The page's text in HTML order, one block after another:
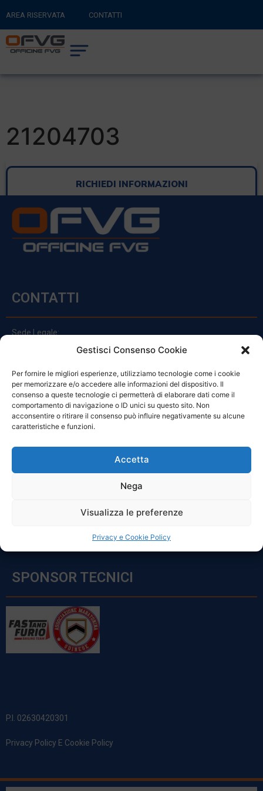
Gestisci Consenso Cookie
Per fornire le migliori esperienze, utilizziamo tecnologie come i cookie
per memorizzare e/o accedere alle informazioni del dispositivo. Il
consenso a queste tecnologie ci permetterà di elaborare dati come il
comportamento di navigazione o ID unici su questo sito. Non
acconsentire o ritirare il consenso può influire negativamente su alcune
caratteristiche e funzioni.
Accetta
Nega
Visualizza le preferenze
Privacy e Cookie Policy
AREA RISERVATA CONTATTI
RITORNA AL SITO PRINCIPALE
CARRELLO
21204703
RICHIEDI INFORMAZIONI
CONTATTI
Sede Legale:
Via Principe Di Udine 144
clienti@officinefvg.it
info@officinefvg.it
posta@officinefvgpec.It
ORARI
Sabato: 8:00 – 12:00
SPONSOR TECNICI
P.I. 02630420301
Privacy Policy E Cookie Policy